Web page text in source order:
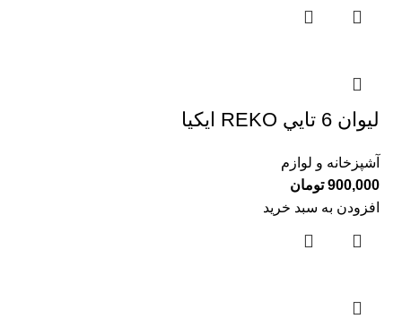
ليوان 6 تايي REKO ايكيا
آشپزخانه و لوازم
900,000 تومان
افزودن به سبد خرید